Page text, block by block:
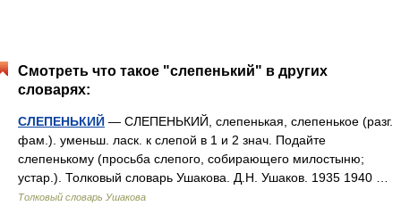
Смотреть что такое "слепенький" в других
словарях:
СЛЕПЕНЬКИЙ — СЛЕПЕНЬКИЙ, слепенькая, слепенькое (разг.
фам.). уменьш. ласк. к слепой в 1 и 2 знач. Подайте
слепенькому (просьба слепого, собирающего милостыню;
устар.). Толковый словарь Ушакова. Д.Н. Ушаков. 1935 1940 …
Толковый словарь Ушакова